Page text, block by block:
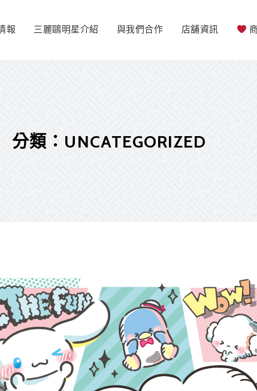
報 三麗鷗明星介紹 與我們合作 店舖資訊
分類：UNCATEGORIZED